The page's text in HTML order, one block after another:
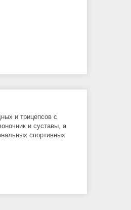
и трицепсов с
и суставы, а
спортивных